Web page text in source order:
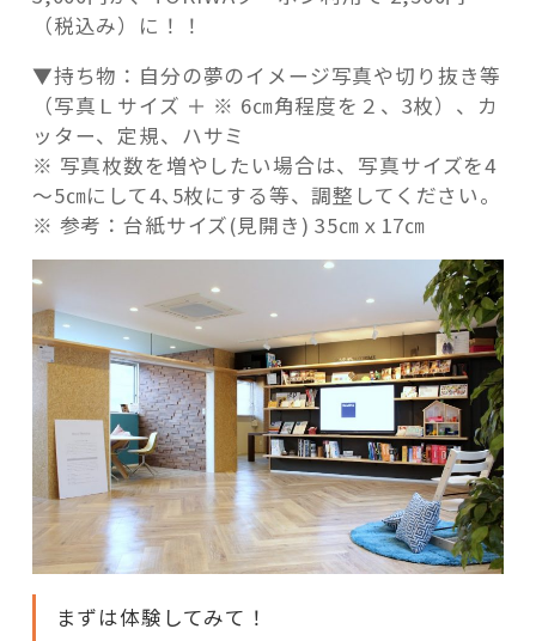
（税込み）に！！
▼持ち物：自分の夢のイメージ写真や切り抜き等
（写真Ｌサイズ ＋ ※ 6㎝角程度を２、3枚）、カ
ッター、定規、ハサミ
※ 写真枚数を増やしたい場合は、写真サイズを4
～5㎝にして4､5枚にする等、調整してください。
※ 参考：台紙サイズ(見開き) 35㎝ｘ17㎝
まずは体験してみて！